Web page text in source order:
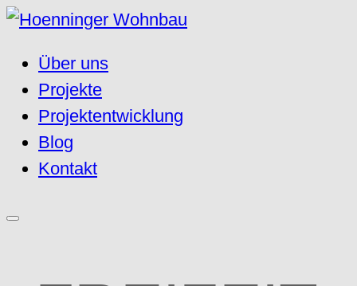
Über uns
Projekte
Projektentwicklung
Blog
Kontakt